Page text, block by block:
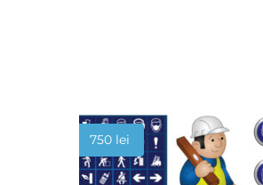
750 lei